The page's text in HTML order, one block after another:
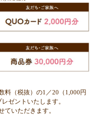
（税抜）の1／20（1,000円
レゼントいたします。
いただきます。